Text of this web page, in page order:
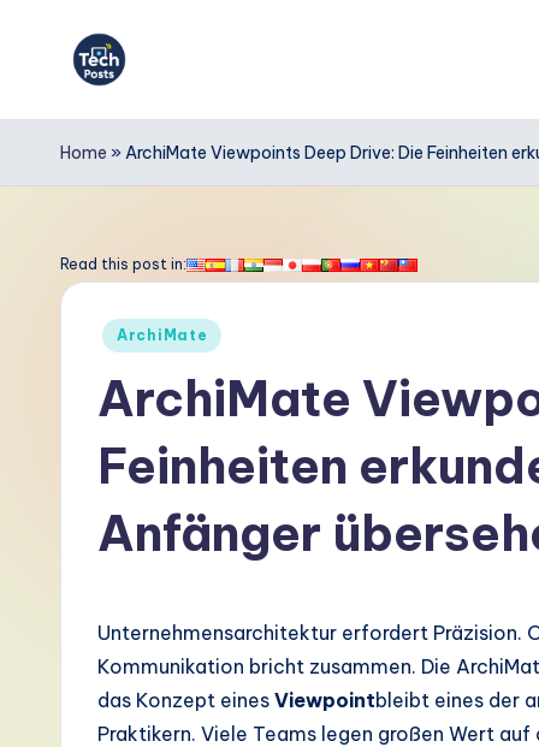
T
e
h
G
m
Home » ArchiMate Viewpoints Deep Drive: Die Feinheiten
Read this post in:
Posted
ArchiMate
ArchiMate
Feinheiten
Anfänger
Unternehmensarchitektur erfordert Präzision.
Kommunikation bricht zusammen. Die
das Konzept eines Viewpointbleibt eines der
Praktikern. Viele Teams legen großen Wert